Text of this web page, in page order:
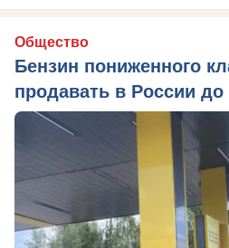
Общество
Бензин пониженного
продавать в России до